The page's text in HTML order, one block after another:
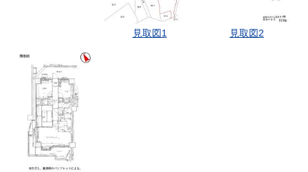
見取図1 見取図2